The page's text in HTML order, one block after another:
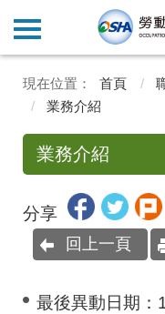
首頁
業務介紹
業務介紹
分享
回上一頁
最後異動日期：